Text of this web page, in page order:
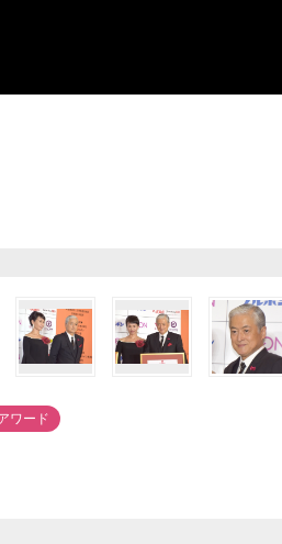
ワード